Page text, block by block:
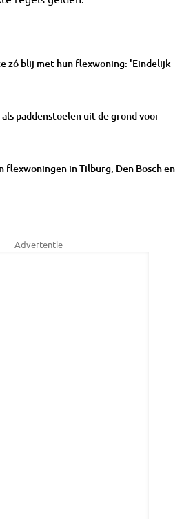
zó blij met hun flexwoning: 'Eindelijk
paddenstoelen uit de grond voor
flexwoningen in Tilburg, Den Bosch en
Advertentie